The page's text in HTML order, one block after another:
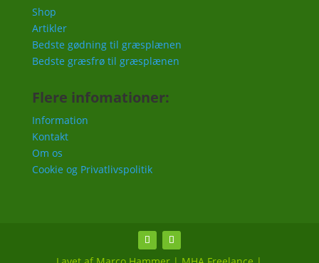
Shop
Artikler
Bedste gødning til græsplænen
Bedste græsfrø til græsplænen
Flere infomationer:
Information
Kontakt
Om os
Cookie og Privatlivspolitik